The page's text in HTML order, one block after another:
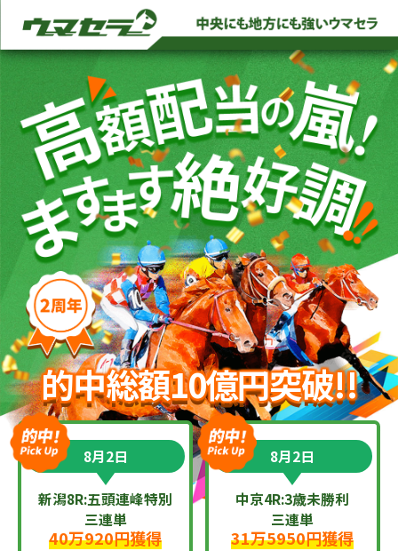
的中総額10億円突破!!
8月2日
新潟8R:五頭連峰特別
三連単
40万920円獲得
8月2日
中京4R:3歳未勝利
三連単
31万5950円獲得